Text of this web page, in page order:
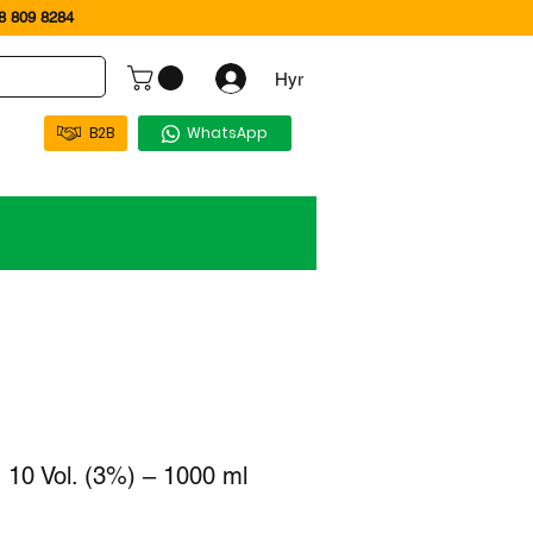
809 8284
Hyr
B2B WhatsApp
Vol. (3%) – 1000 ml